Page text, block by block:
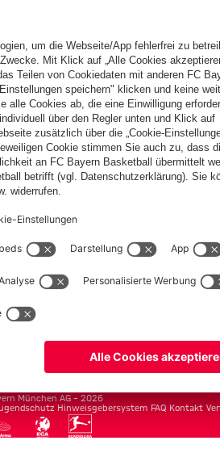
PARTNER
Teams
Campus Teams
Arena Media Center Jobs FC Bayern Tours
München AG – 2026
Hinweisgebersystem FAQ Kontakt